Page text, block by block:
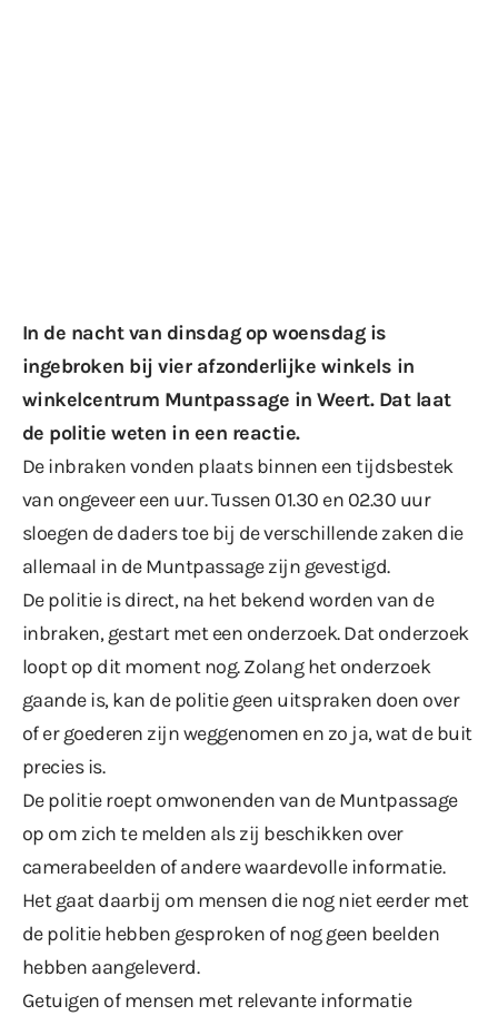
In de nacht van dinsdag op woensdag is
ingebroken bij vier afzonderlijke winkels in
winkelcentrum Muntpassage in Weert. Dat laat
de politie weten in een reactie.
De inbraken vonden plaats binnen een tijdsbestek
van ongeveer een uur. Tussen 01.30 en 02.30 uur
sloegen de daders toe bij de verschillende zaken die
allemaal in de Muntpassage zijn gevestigd.
De politie is direct, na het bekend worden van de
inbraken, gestart met een onderzoek. Dat onderzoek
loopt op dit moment nog. Zolang het onderzoek
gaande is, kan de politie geen uitspraken doen over
of er goederen zijn weggenomen en zo ja, wat de buit
precies is.
De politie roept omwonenden van de Muntpassage
op om zich te melden als zij beschikken over
camerabeelden of andere waardevolle informatie.
Het gaat daarbij om mensen die nog niet eerder met
de politie hebben gesproken of nog geen beelden
hebben aangeleverd.
Getuigen of mensen met relevante informatie